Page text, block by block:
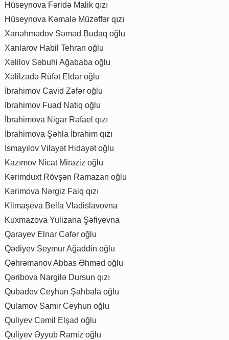
Hüseynova Fəridə Malik qızı
Hüseynova Kəmalə Müzəffər qızı
Xanəhmədov Səməd Budaq oğlu
Xanlarov Habil Tehran oğlu
Xəlilov Səbuhi Ağababa oğlu
Xəlilzadə Rüfət Eldar oğlu
İbrahimov Cavid Zəfər oğlu
İbrahimov Fuad Natiq oğlu
İbrahimova Nigar Rəfael qızı
İbrahimova Şəhla İbrahim qızı
İsmayılov Vilayət Hidayət oğlu
Kazımov Nicat Mirəziz oğlu
Kərimduxt Rövşən Ramazan oğlu
Kərimova Nərgiz Faiq qızı
Klimaşeva Bella Vladislavovna
Kuxmazova Yulizana Şəfiyevna
Qarayev Elnar Cəfər oğlu
Qədiyev Seymur Ağaddin oğlu
Qəhrəmanov Abbas Əhməd oğlu
Qəribova Nargilə Dursun qızı
Qubadov Ceyhun Şahbala oğlu
Qulamov Samir Ceyhun oğlu
Quliyev Cəmil Elşad oğlu
Quliyev Əyyub Ramiz oğlu